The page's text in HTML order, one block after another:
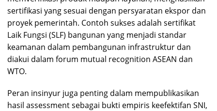
sertifikasi yang sesuai dengan persyaratan ekspor dan
proyek pemerintah. Contoh sukses adalah sertifikat
Laik Fungsi (SLF) bangunan yang menjadi standar
keamanan dalam pembangunan infrastruktur dan
diakui dalam forum mutual recognition ASEAN dan
WTO.
Peran insinyur juga penting dalam mempublikasikan
hasil assessment sebagai bukti empiris keefektifan SNI,